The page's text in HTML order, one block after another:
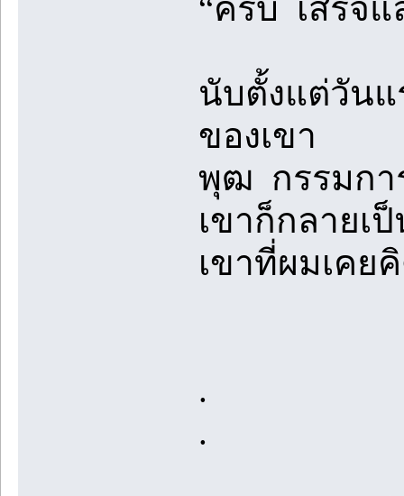
“ครับ เสร็จแ
นับตั้งแต่วัน
ของเขา
พุฒ กรรมกา
เขาก็กลายเ
เขาที่ผมเคย
.
.